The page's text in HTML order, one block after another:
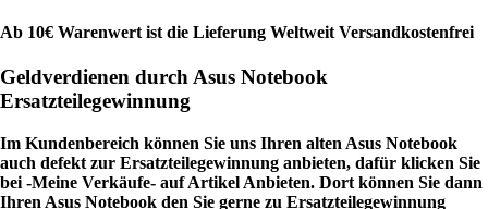
Ab 10€ Warenwert ist die Lieferung Weltweit Versandkostenfrei
Geldverdienen durch Asus Notebook
Ersatzteilegewinnung
Im Kundenbereich können Sie uns Ihren alten Asus Notebook
auch defekt zur Ersatzteilegewinnung anbieten, dafür klicken Sie
bei -Meine Verkäufe- auf Artikel Anbieten. Dort können Sie dann
Ihren Asus Notebook den Sie gerne zu Ersatzteilegewinnung